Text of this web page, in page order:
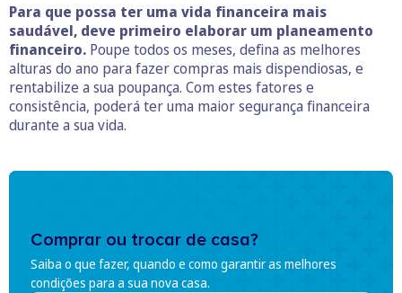
Para que possa ter uma vida financeira mais
saudável, deve primeiro elaborar um planeamento
financeiro. Poupe todos os meses, defina as melhores
alturas do ano para fazer compras mais dispendiosas, e
rentabilize a sua poupança. Com estes fatores e
consistência, poderá ter uma maior segurança financeira
durante a sua vida.
Comprar ou trocar de casa?
Saiba o que fazer, quando e como garantir as melhores
condições para a sua nova casa.